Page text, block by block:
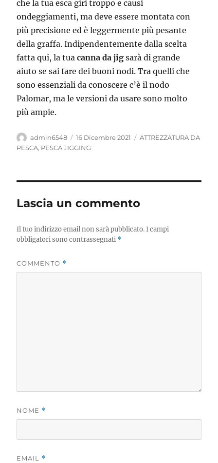
che la tua esca giri troppo e causi
ondeggiamenti, ma deve essere montata con
più precisione ed è leggermente più pesante
della graffa. Indipendentemente dalla scelta
fatta qui, la tuacanna da jig sarà di grande
aiuto se sai fare dei buoni nodi. Tra quelli che
sono essenziali da conoscere c’è il nodo
Palomar, ma le versioni da usare sono molto
più ampie.
Autore
admin6548
Pubblicato
il
16 Dicembre 2021 Categorie
ATTREZZATURA DA
PESCA, PESCA JIGGING
Lascia un commento
Il tuo indirizzo email non sarà pubblicato. I campi
obbligatori sono contrassegnati *
COMMENTO *
NOME *
EMAIL *